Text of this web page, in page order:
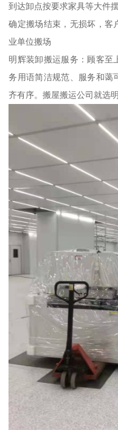
到达卸点按要求家具等大件摆
确定搬场结束，无损坏，客
业单位搬场
明辉装卸搬运服务：顾客至
务用语简洁规范、服务和蔼
齐有序。搬屋搬运公司就选